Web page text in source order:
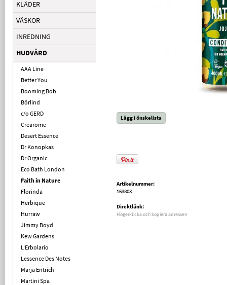
KLÄDER
VÄSKOR
INREDNING
HUDVÅRD
AAA Line
Better You
Booming Bob
Börlind
c/o GERD
Crearome
Desert Essence
Dr Konopkas
Dr Organic
Eco Bath London
Faith in Nature
Florinda
Herbique
Hurraw
Jimmy Boyd
Kew Gardens
L'Erbolario
Lessence Des Notes
Marja Entrich
Martini Spa
Lägg i önskelista
Artikelnummer:
163803
Direktlänk:
Högerklicka och kopiera adressen